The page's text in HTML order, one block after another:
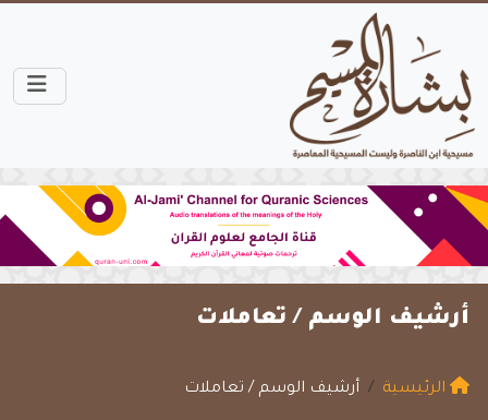
أرشيف الوسم / تعاملات
الرئيسية أرشيف الوسم / تعاملات